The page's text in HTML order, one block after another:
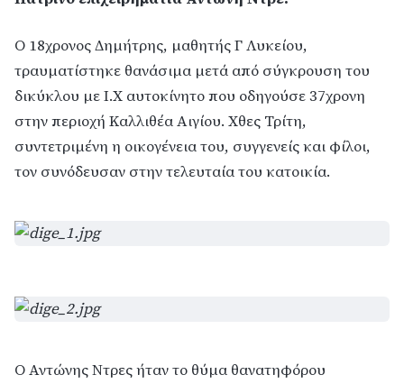
Ο 18χρονος Δημήτρης, μαθητής Γ Λυκείου,
τραυματίστηκε θανάσιμα μετά από σύγκρουση του
δικύκλου με Ι.Χ αυτοκίνητο που οδηγούσε 37χρονη
στην περιοχή Καλλιθέα Αιγίου. Χθες Τρίτη,
συντετριμένη η οικογένεια του, συγγενείς και φίλοι,
τον συνόδευσαν στην τελευταία του κατοικία.
Ο Αντώνης Ντρες ήταν το θύμα θανατηφόρου